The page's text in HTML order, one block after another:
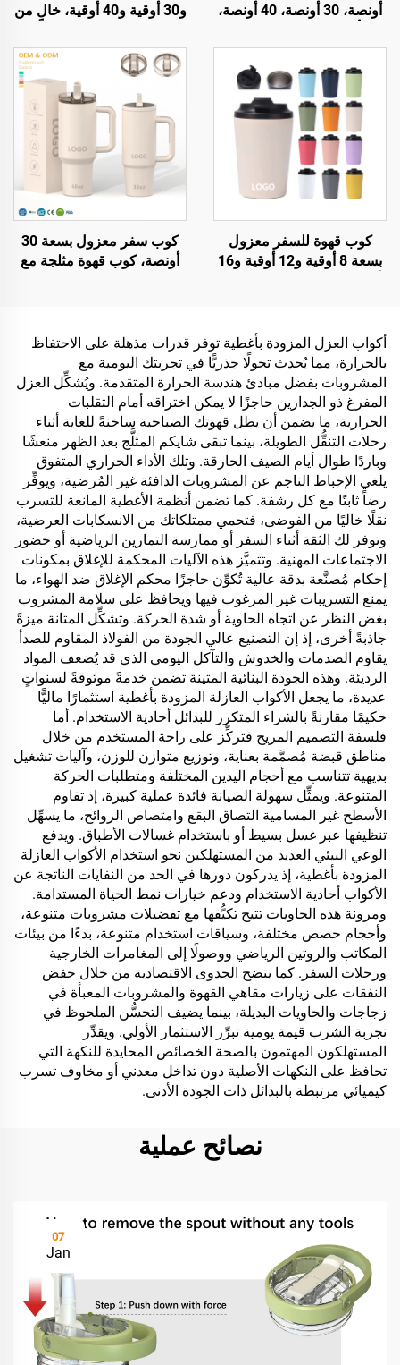
أونصة، 30 أونصة، 40 أونصة،
مزدوج الجدار مصنوع من
الفولاذ المقاوم للصدأ، سعات
20 أونصة، 30 أونصة، 40
أونصة، كأس مع مقبض
و30 أوقية و40 أوقية، خالٍ من
للطي وكأس معزول من
الفولاذ المقاوم للصدأ، مزود
بغطاء مقاوم للتسرب وقشة
ومقبض مناسب للسفر
كوب قهوة للسفر معزول
بسعة 8 أوقية و12 أوقية و16
مع غطاء ضد التسرب
كوب سفر معزول بسعة 30
أونصة، كوب قهوة مثلجة مع
ماء، كأس مع مقبض وقش
أكواب العزل المزودة بأغطية توفر قدرات مذهلة على الاحتفاظ
بالحرارة، مما يُحدث تحولًا جذريًّا في تجربتك اليومية مع
المشروبات بفضل مبادئ هندسة الحرارة المتقدمة. ويُشكِّل العزل
المفرغ ذو الجدارين حاجزًا لا يمكن اختراقه أمام التقلبات
الحرارية، ما يضمن أن يظل قهوتك الصباحية ساخنةً للغاية أثناء
رحلات التنقُّل الطويلة، بينما تبقى شايكم المثلَّج بعد الظهر منعشًا
وباردًا طوال أيام الصيف الحارقة. وتلك الأداء الحراري المتفوق
يلغي الإحباط الناجم عن المشروبات الدافئة غير المُرضية، ويوفِّر
رضاً ثابتًا مع كل رشفة. كما تضمن أنظمة الأغطية المانعة للتسرب
نقلًا خاليًا من الفوضى، فتحمي ممتلكاتك من الانسكابات العرضية،
وتوفر لك الثقة أثناء السفر أو ممارسة التمارين الرياضية أو حضور
الاجتماعات المهنية. وتتميَّز هذه الآليات المحكمة للإغلاق بمكونات
إحكام مُصنَّعة بدقة عالية تُكوِّن حاجزًا محكم الإغلاق ضد الهواء، ما
يمنع التسريبات غير المرغوب فيها ويحافظ على سلامة المشروب
بغض النظر عن اتجاه الحاوية أو شدة الحركة. وتشكِّل المتانة ميزةً
جاذبةً أخرى، إذ إن التصنيع عالي الجودة من الفولاذ المقاوم للصدأ
يقاوم الصدمات والخدوش والتآكل اليومي الذي قد يُضعف المواد
الرديئة. وهذه الجودة البنائية المتينة تضمن خدمةً موثوقةً لسنواتٍ
عديدة، ما يجعل الأكواب العازلة المزودة بأغطية استثمارًا ماليًّا
حكيمًا مقارنةً بالشراء المتكرر للبدائل أحادية الاستخدام. أما
فلسفة التصميم المريح فتركِّز على راحة المستخدم من خلال
مناطق قبضة مُصمَّمة بعناية، وتوزيع متوازن للوزن، وآليات تشغيل
بديهية تتناسب مع أحجام اليدين المختلفة ومتطلبات الحركة
المتنوعة. ويمثِّل سهولة الصيانة فائدة عملية كبيرة، إذ تقاوم
الأسطح غير المسامية التصاق البقع وامتصاص الروائح، ما يسهِّل
تنظيفها عبر غسل بسيط أو باستخدام غسالات الأطباق. ويدفع
الوعي البيئي العديد من المستهلكين نحو استخدام الأكواب العازلة
المزودة بأغطية، إذ يدركون دورها في الحد من النفايات الناتجة عن
الأكواب أحادية الاستخدام ودعم خيارات نمط الحياة المستدامة.
ومرونة هذه الحاويات تتيح تكيُّفها مع تفضيلات مشروبات متنوعة،
وأحجام حصص مختلفة، وسياقات استخدام متنوعة، بدءًا من بيئات
المكاتب والروتين الرياضي ووصولًا إلى المغامرات الخارجية
ورحلات السفر. كما يتضح الجدوى الاقتصادية من خلال خفض
النفقات على زيارات مقاهي القهوة والمشروبات المعبأة في
زجاجات والحاويات البديلة، بينما يضيف التحسُّن الملحوظ في
تجربة الشرب قيمة يومية تبرِّر الاستثمار الأولي. ويقدِّر
المستهلكون المهتمون بالصحة الخصائص المحايدة للنكهة التي
تحافظ على النكهات الأصلية دون تداخل معدني أو مخاوف تسرب
كيميائي مرتبطة بالبدائل ذات الجودة الأدنى.
نصائح عملية
07
Jan